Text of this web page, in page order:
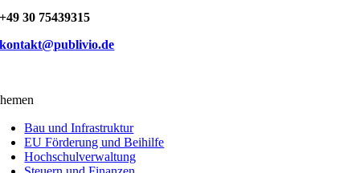
+49 30 75439315
kontakt@publivio.de
Bau und Infrastruktur
EU Förderung und Beihilfe
Hochschulverwaltung